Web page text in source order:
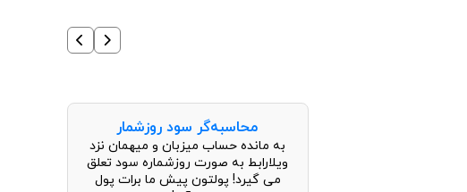
محاسبه‌گر سود روزشمار
به مانده حساب میزبان و میهمان نزد
ویلارابط به صورت روزشماره سود تعلق
می گیرد! پولتون پیش ما برات پول